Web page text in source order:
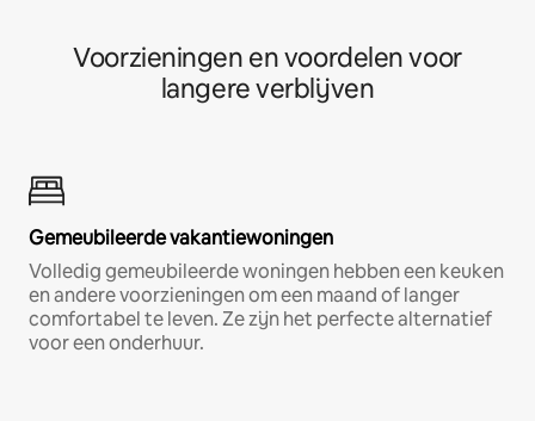
Voorzieningen en voordelen voor
langere verblijven
Gemeubileerde vakantiewoningen
Volledig gemeubileerde woningen hebben een keuken
en andere voorzieningen om een maand of langer
comfortabel te leven. Ze zijn het perfecte alternatief
voor een onderhuur.